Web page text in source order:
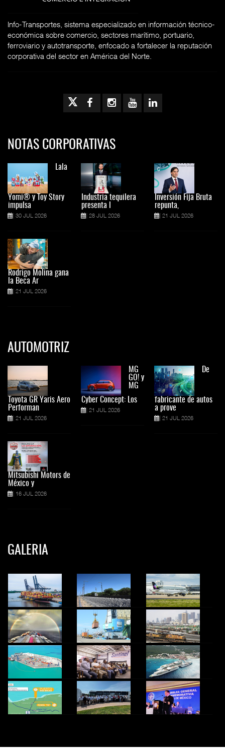
Info-Transportes, sistema especializado en información técnico-
económica sobre comercio, sectores marítimo, portuario,
ferroviario y autotransporte, enfocado a fortalecer la reputación
corporativa del sector en América del Norte.
NOTAS CORPORATIVAS
Lala
Yomi® y Toy Story
impulsa
30 JUL 2026
Rodrigo Molina gana
la Beca Ar
21 JUL 2026
Industria tequilera
presenta l
28 JUL 2026
Inversión Fija Bruta
repunta,
21 JUL 2026
AUTOMOTRIZ
Toyota GR Yaris Aero
Performan
21 JUL 2026
Mitsubishi Motors de
México y
16 JUL 2026
MG
GO! y
MG
Cyber Concept: Los
21 JUL 2026
De
fabricante de autos
a prove
21 JUL 2026
GALERIA